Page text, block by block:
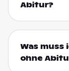
Abitur?
Was muss
ohne